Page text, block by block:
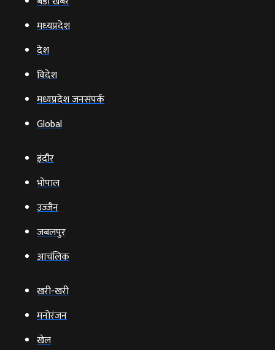
मध्‍यप्रदेश
देश
विदेश
मध्यप्रदेश जनसंपर्क
Global
इंदौर
भोपाल
उज्‍जैन
जबलपुर
आचंलिक
खरी-खरी
मनोरंजन
खेल